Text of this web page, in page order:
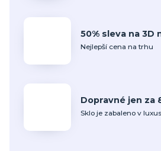
50% sleva na 3D
Nejlepší cena na trhu
Dopravné jen za
Sklo je zabaleno v